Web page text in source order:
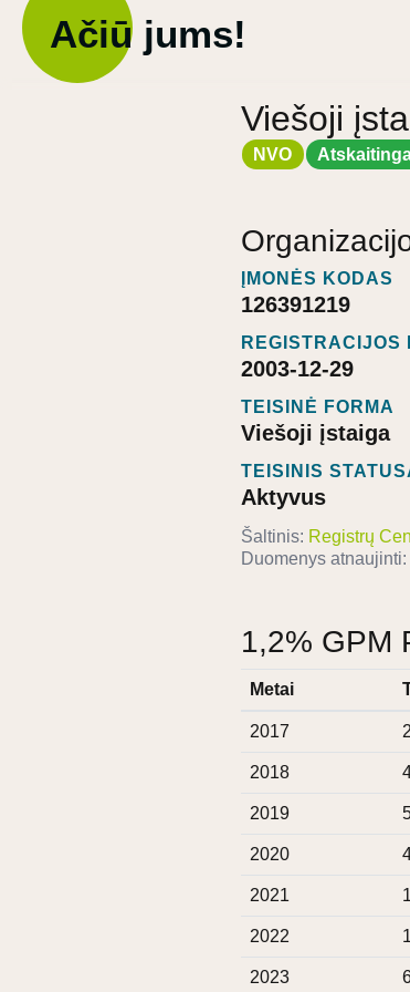
Ačiū jums!
Viešoji
NVO
ĮMONĖS KODAS
126391219
REGISTRACIJOS
2003-12-29
TEISINĖ FORMA
Viešoji įstaiga
TEISINIS
Aktyvus
Šaltinis: Registrų
Duomenys atnaujinti:
1,2% GPM
Metai
2017
2018
2019
2020
2021
2022
2023